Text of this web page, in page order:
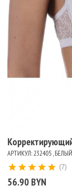
АРТИКУЛ: 232405 , БЕЛЫЙ
56.90 BYN
(7)